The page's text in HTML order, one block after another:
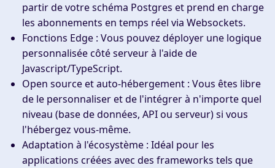
partir de votre schéma Postgres et prend en charge
les abonnements en temps réel via Websockets.
Fonctions Edge : Vous pouvez déployer une logique
personnalisée côté serveur à l'aide de
Javascript/TypeScript.
Open source et auto-hébergement : Vous êtes libre
de le personnaliser et de l'intégrer à n'importe quel
niveau (base de données, API ou serveur) si vous
l'hébergez vous-même.
Adaptation à l'écosystème : Idéal pour les
applications créées avec des frameworks tels que